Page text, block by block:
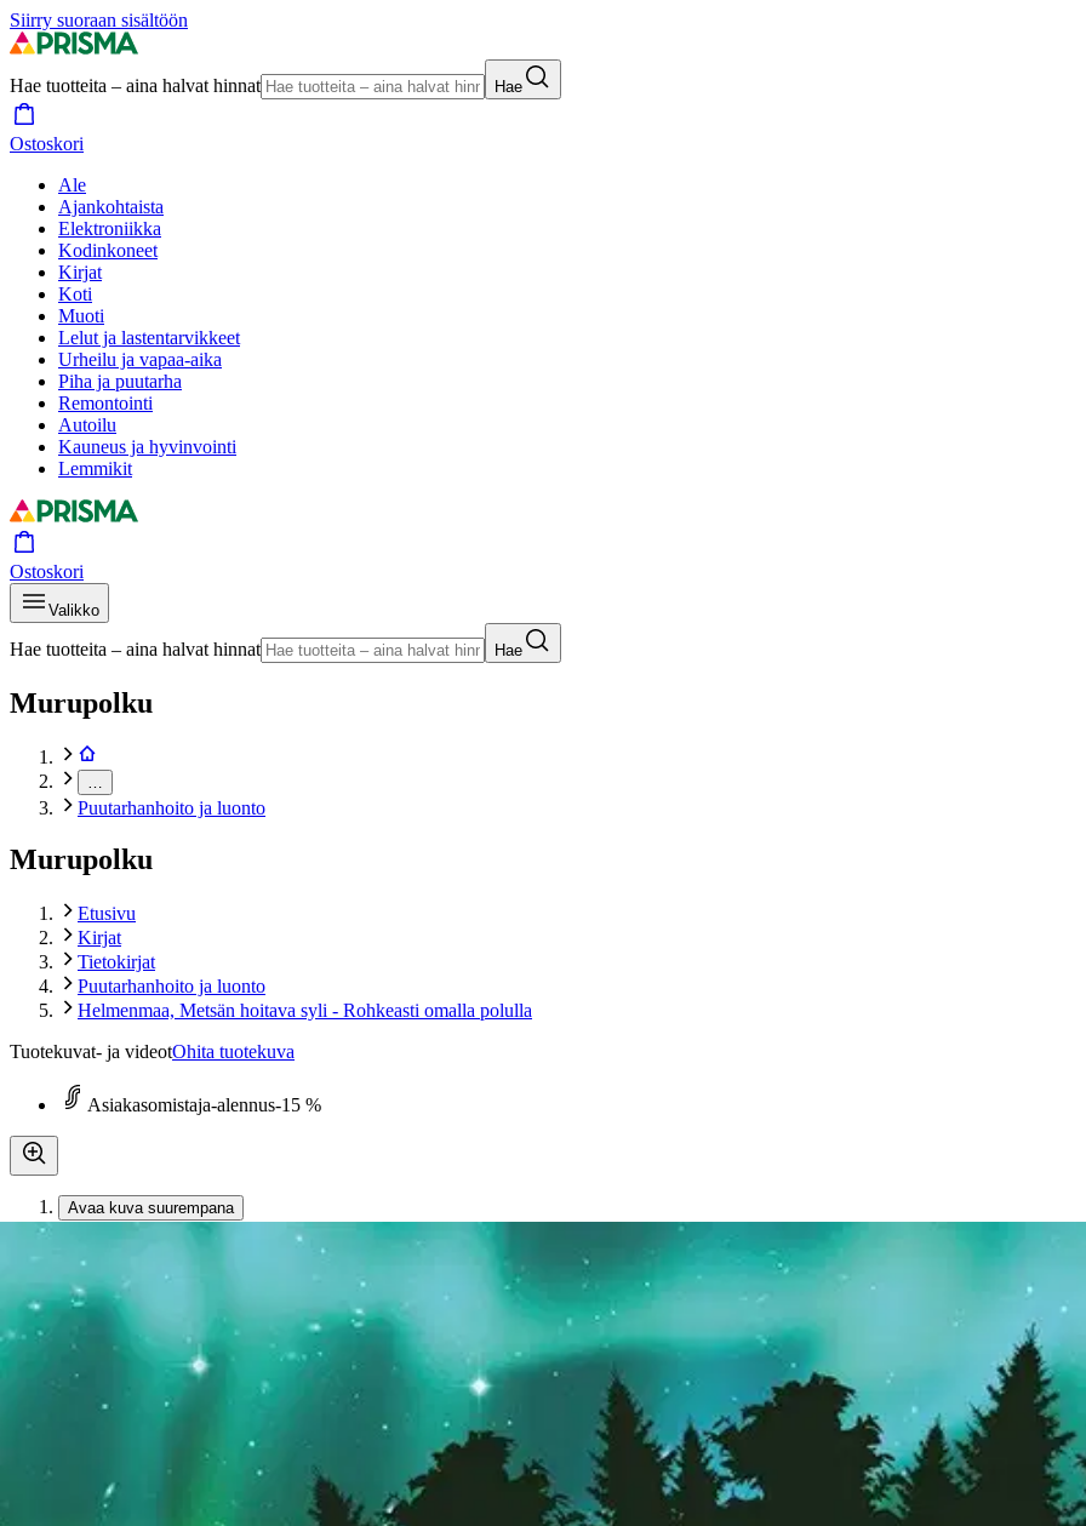
Siirry suoraan sisältöön
Hae tuotteita – aina halvat hinnat Hae
Ostoskori
Ale
Ajankohtaista
Elektroniikka
Kodinkoneet
Kirjat
Koti
Muoti
Lelut ja lastentarvikkeet
Urheilu ja vapaa-aika
Piha ja puutarha
Remontointi
Autoilu
Kauneus ja hyvinvointi
Lemmikit
Ostoskori
Valikko
Hae tuotteita – aina halvat hinnat Hae
Murupolku
Puutarhanhoito ja luonto
Murupolku
Etusivu
Kirjat
Tietokirjat
Puutarhanhoito ja luonto
Helmenmaa, Metsän hoitava syli - Rohkeasti omalla polulla
Tuotekuvat- ja videotOhita tuotekuva
Asiakasomistaja-alennus-15 %
Avaa kuva suurempana
Viisas Elämä
Helmenmaa, Metsän hoitava syli - Rohkeasti omalla polulla
Asiakasomistajahinta
Hinta ilman S-Etukorttia: